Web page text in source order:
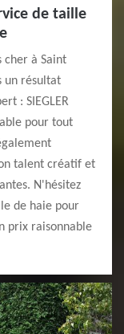
de taille
cher à Saint
un résultat
: SIEGLER
pour tout
talent créatif et
N'hésitez
de haie pour
prix raisonnable